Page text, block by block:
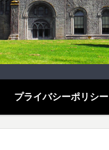
プライバシーポリシー